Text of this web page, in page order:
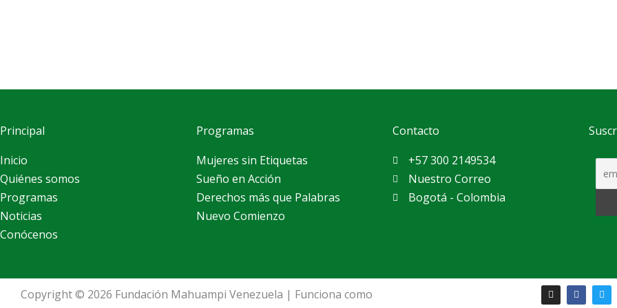
Principal
Inicio
Quiénes somos
Programas
Noticias
Conócenos
Programas
Mujeres sin Etiquetas
Sueño en Acción
Derechos más que Palabras
Nuevo Comienzo
Contacto
+57 300 2149534
Nuestro Correo
Bogotá - Colombia
Copyright © 2026 Fundación Mahuampi Venezuela | Funciona como
I
n
s
F
a
c
T
w
i